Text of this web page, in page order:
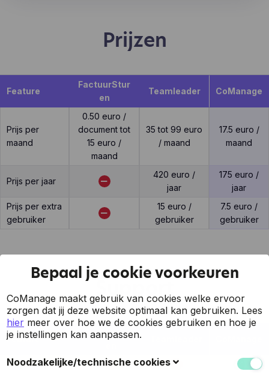
Prijzen
Feature
FactuurStur
en
Teamleader CoManage
Prijs per
maand
0.50 euro /
document tot
15 euro /
maand
35 tot 99 euro
/ maand
17.5 euro /
maand
Prijs per jaar
420 euro /
jaar
175 euro /
jaar
Prijs per extra
gebruiker
15 euro /
gebruiker
7.5 euro /
gebruiker
Support
Feature
FactuurStur
7 op 7 support
Bepaal je cookie voorkeuren
CoManage maakt gebruik van cookies welke ervoor
zorgen dat jij deze website optimaal kan gebruiken. Lees
hier meer over hoe we de cookies gebruiken en hoe je
je instellingen kan aanpassen.
Noodzakelijke/technische cookies